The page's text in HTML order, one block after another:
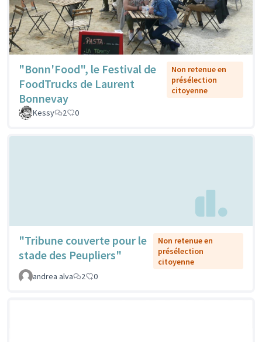
"Bonn'Food", le Festival de
FoodTrucks de Laurent
Bonnevay
Non retenue en
présélection
citoyenne
Kessy 2 0
"Tribune couverte pour le
stade des Peupliers"
Non retenue en
présélection
citoyenne
andrea alva
2 0